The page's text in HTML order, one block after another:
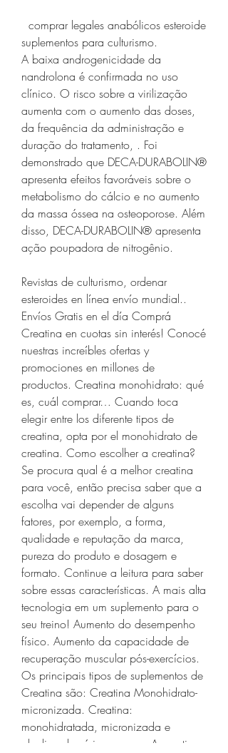
suplementos para culturismo.
A baixa androgenicidade da
nandrolona é confirmada no uso
clínico. O risco sobre a virilização
aumenta com o aumento das doses,
da frequência da administração e
duração do tratamento, . Foi
demonstrado que DECA-DURABOLIN®
apresenta efeitos favoráveis sobre o
metabolismo do cálcio e no aumento
da massa óssea na osteoporose. Além
disso, DECA-DURABOLIN® apresenta
ação poupadora de nitrogênio.
Revistas de culturismo, ordenar
esteroides en línea envío mundial..
Envíos Gratis en el día Comprá
Creatina en cuotas sin interés! Conocé
nuestras increíbles ofertas y
promociones en millones de
productos. Creatina monohidrato: qué
es, cuál comprar… Cuando toca
elegir entre los diferente tipos de
creatina, opta por el monohidrato de
creatina. Como escolher a creatina?
Se procura qual é a melhor creatina
para você, então precisa saber que a
escolha vai depender de alguns
fatores, por exemplo, a forma,
qualidade e reputação da marca,
pureza do produto e dosagem e
formato. Continue a leitura para saber
sobre essas características. A mais alta
tecnologia em um suplemento para o
seu treino! Aumento do desempenho
físico. Aumento da capacidade de
recuperação muscular pós-exercícios.
Os principais tipos de suplementos de
Creatina são: Creatina Monohidrato-
micronizada. Creatina:
monohidratada, micronizada e
alcalina de várias marcas. A creatina